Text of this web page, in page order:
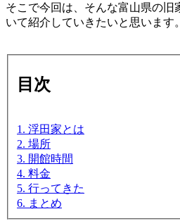
そこで今回は、そんな富山県の旧
いて紹介していきたいと思います。
目次
1. 浮田家とは
2. 場所
3. 開館時間
4. 料金
5. 行ってきた
6. まとめ